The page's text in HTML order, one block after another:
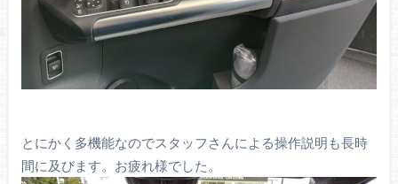
とにかく多機能なのでスタッフさんによる操作説明も長時
間に及びます。お疲れ様でした。